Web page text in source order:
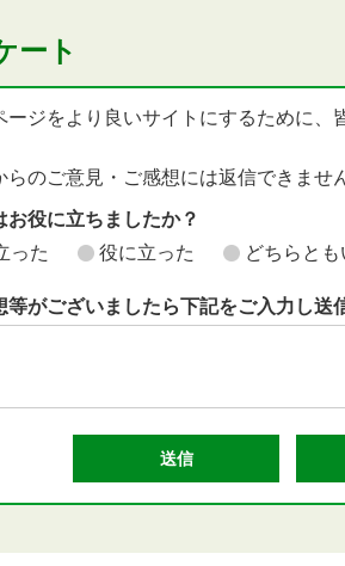
ート
ージをより良いサイトにするために、
らのご意見・ご感想には返信できませ
お役に立ちましたか？
った
役に立った どちらと
等がございましたら下記をご入力し送